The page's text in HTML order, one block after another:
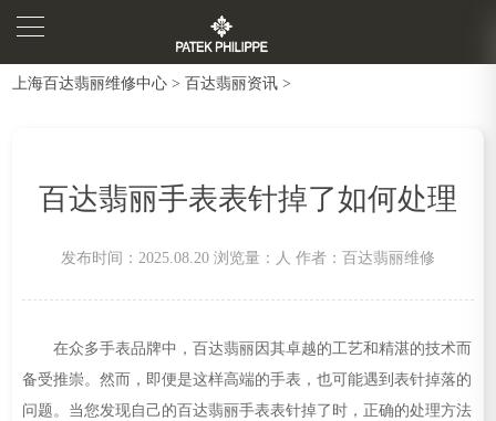
上海百达翡丽维修中心 >百达翡丽资讯 >
百达翡丽手表表针掉了如何处理
发布时间：2025.08.20 浏览量： 人 作者：百达翡丽维修
在众多手表品牌中，百达翡丽因其卓越的工艺和精湛的技术而
备受推崇。然而，即便是这样高端的手表，也可能遇到表针掉落的
问题。当您发现自己的百达翡丽手表表针掉了时，正确的处理方法